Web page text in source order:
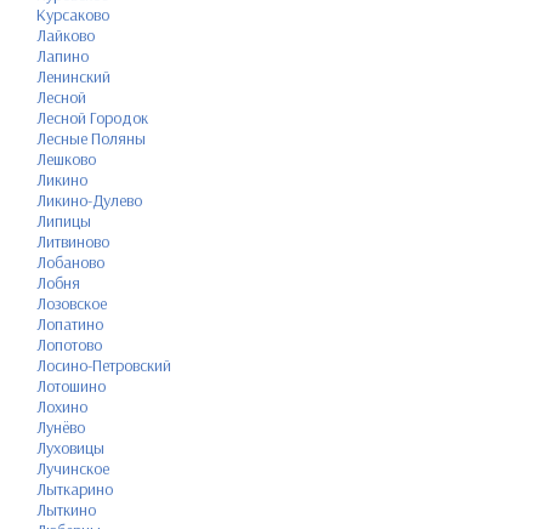
Курсаково
Лайково
Лапино
Ленинский
Лесной
Лесной Городок
Лесные Поляны
Лешково
Ликино
Ликино-Дулево
Липицы
Литвиново
Лобаново
Лобня
Лозовское
Лопатино
Лопотово
Лосино-Петровский
Лотошино
Лохино
Лунёво
Луховицы
Лучинское
Лыткарино
Лыткино